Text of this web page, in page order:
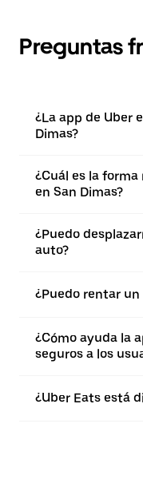
Preguntas
¿La app de Uber
Dimas?
¿Cuál es la
en San Dimas?
¿Puedo
auto?
¿Puedo rentar un
¿Cómo ayuda la
seguros a los
¿Uber Eats está